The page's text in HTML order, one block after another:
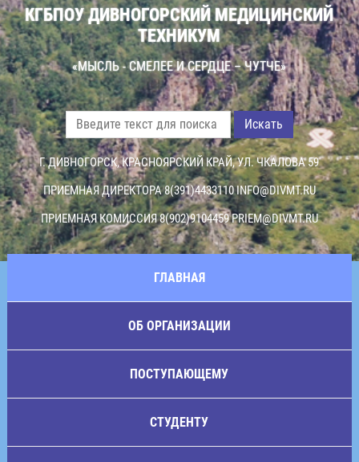
КГБПОУ ДИВНОГОРСКИЙ МЕДИЦИНСКИЙ
ТЕХНИКУМ
«МЫСЛЬ - СМЕЛЕЕ И СЕРДЦЕ – ЧУТЧЕ»
Искать
Г. ДИВНОГОРСК, КРАСНОЯРСКИЙ КРАЙ, УЛ. ЧКАЛОВА 59
ПРИЕМНАЯ ДИРЕКТОРА 8(391)4433110INFO@DIVMT.RU
ПРИЕМНАЯ КОМИССИЯ 8(902)9104459PRIEM@DIVMT.RU
ГЛАВНАЯ
ОБ ОРГАНИЗАЦИИ
ПОСТУПАЮЩЕМУ
СТУДЕНТУ